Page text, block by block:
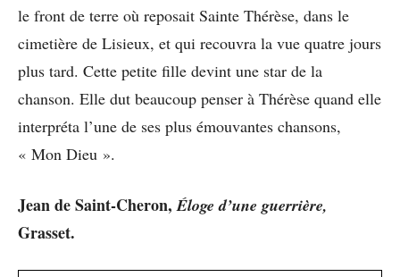
le front de terre où reposait Sainte Thérèse, dans le
cimetière de Lisieux, et qui recouvra la vue quatre jours
plus tard. Cette petite fille devint une star de la
chanson. Elle dut beaucoup penser à Thérèse quand elle
interpréta l’une de ses plus émouvantes chansons,
« Mon Dieu ».
Jean de Saint-Cheron,Éloge d’une guerrière,
Grasset.